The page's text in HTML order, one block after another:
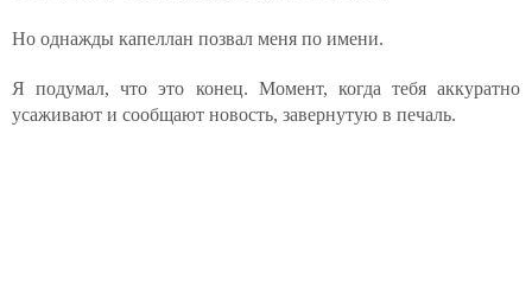
Но однажды капеллан позвал меня по имени.
Я подумал, что это конец. Момент, когда тебя аккуратно
усаживают и сообщают новость, завернутую в печаль.